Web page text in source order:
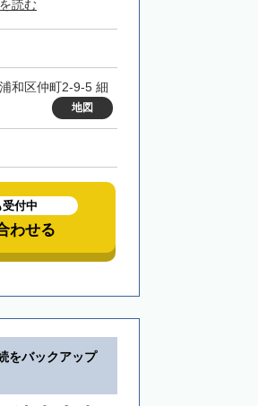
読む
和区仲町2-9-5 細
地図
付中
わせる
をバックアップ